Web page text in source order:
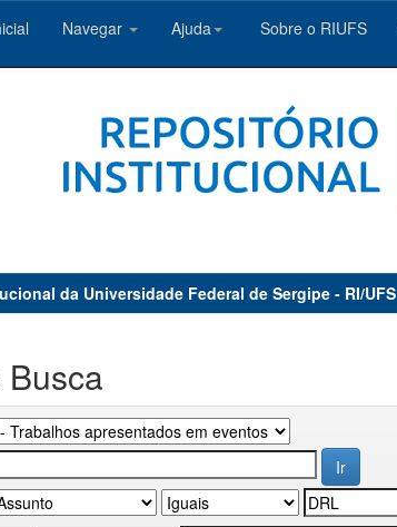
Navegar Ajuda Sobre o RIUFS
da Universidade Federal de Sergipe - RI/UFS